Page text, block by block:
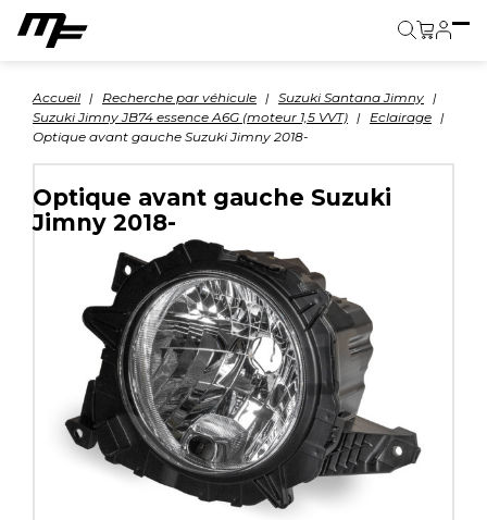
Accueil Recherche par véhicule
Suzuki Santana Jimny
Suzuki Jimny JB74 essence A6G (moteur 1,5 VVT)
Eclairage
Optique avant gauche Suzuki Jimny 2018-
Optique avant gauche Suzuki
Jimny 2018-